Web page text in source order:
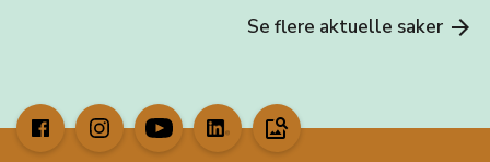
Se flere aktuelle saker arrow_forward
image_search